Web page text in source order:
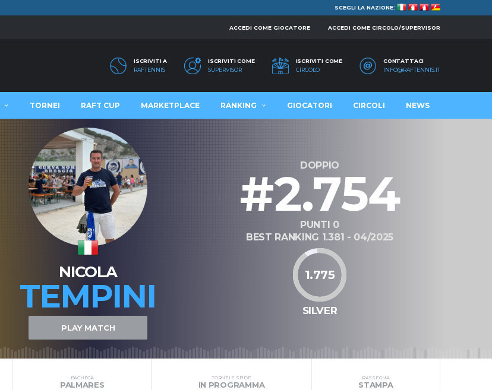
SCEGLI LA NAZIONE:
ACCEDI COME GIOCATORE ACCEDI COME CIRCOLO/SUPERVISOR
ISCRIVITI A
RAFTENNIS
ISCRIVITI COME
SUPERVISOR
ISCRIVITI COME
CIRCOLO
CONTATTACI
INFO@RAFTENNIS.IT
TORNEI RAFT CUP MARKETPLACE RANKING GIOCATORI CIRCOLI NEWS
NICOLA
TEMPINI
PLAY MATCH
DOPPIO
#2.754
PUNTI 0
BEST RANKING 1.381 - 04/2025
1.775
SILVER
BACHECA
PALMARES
TORNEI E SFIDE
IN PROGRAMMA
RASSEGNA
STAMPA